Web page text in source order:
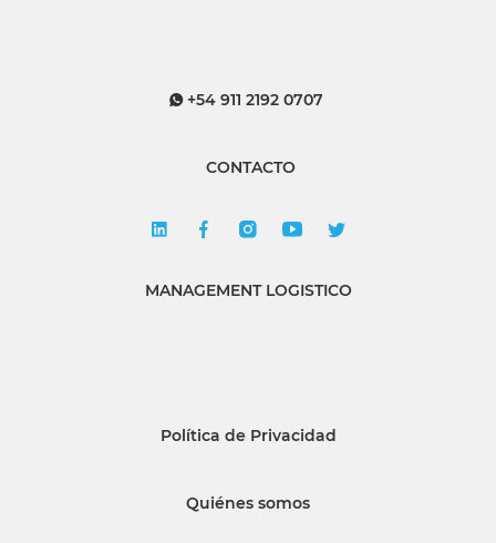
+54 911 2192 0707
CONTACTO
MANAGEMENT LOGISTICO
Política de Privacidad
Quiénes somos